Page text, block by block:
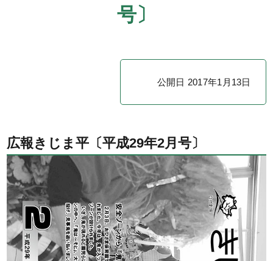
号〕
公開日 2017年1月13日
広報きじま平〔平成29年2月号〕